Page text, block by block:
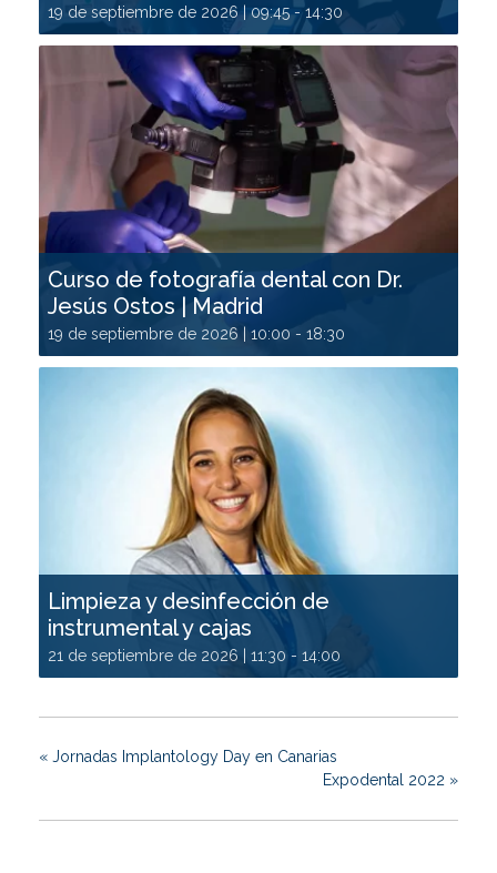
19 de septiembre de 2026 | 09:45-14:30
Curso de fotografía dental con Dr.
Jesús Ostos | Madrid
19 de septiembre de 2026 | 10:00 - 18:30
Limpieza y desinfección de
instrumental y cajas
21 de septiembre de 2026 | 11:30 - 14:00
« Jornadas Implantology Day en Canarias
Expodental 2022 »